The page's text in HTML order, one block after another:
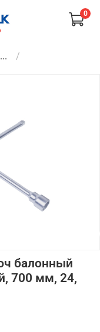
0
...
балонный
700 мм, 24,